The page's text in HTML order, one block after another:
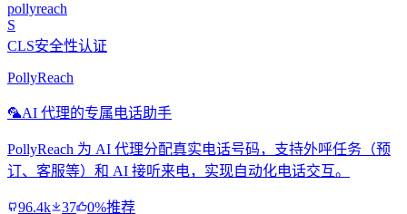
pollyreach
S
CLS安全性认证
PollyReach
🦜AI 代理的专属电话助手
PollyReach 为 AI 代理分配真实电话号码，支持外呼任务（预
订、客服等）和 AI 接听来电，实现自动化电话交互。
96.4k 37 0%推荐